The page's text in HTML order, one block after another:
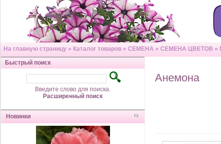
На главную страницу » Каталог товаров » СЕМЕНА » СЕМЕНА ЦВЕТОВ »
Быстрый поиск
Введите слово для поиска.
Расширенный поиск
Новинки
Анемона